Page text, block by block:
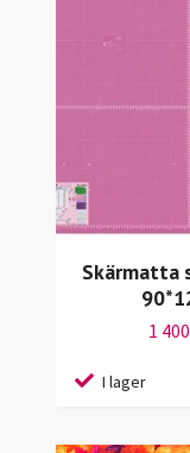
Skärmatta
1
I lager